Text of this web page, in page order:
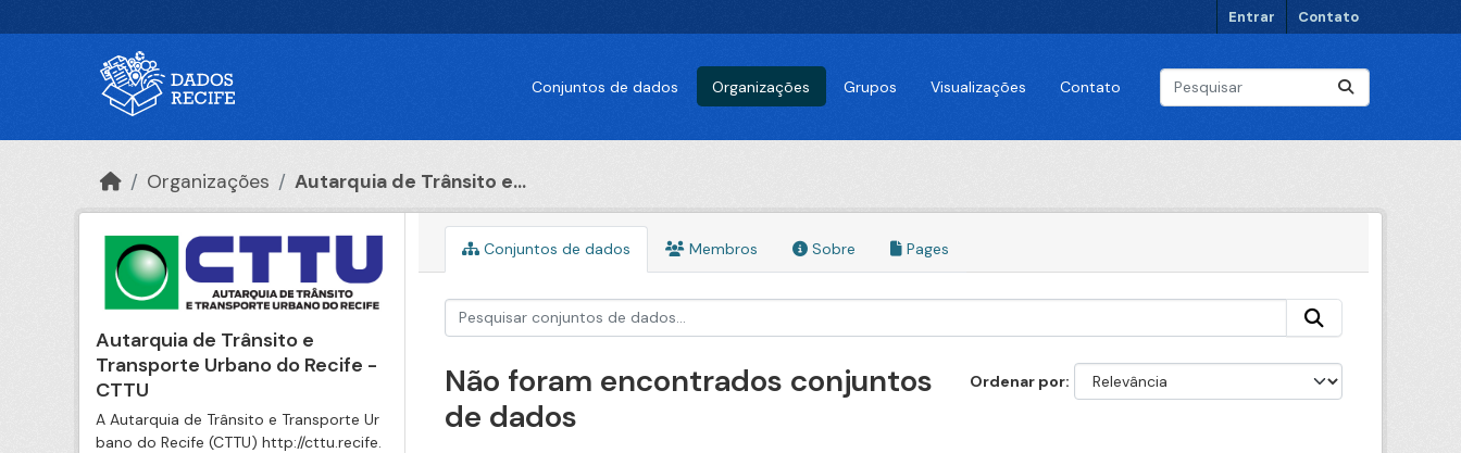
Entrar Contato
Conjuntos de dados Organizações Grupos Visualizações Contato
Organizações Autarquia de Trânsito e...
Autarquia de Trânsito e
Transporte Urbano do Recife -
CTTU
A Autarquia de Trânsito e Transporte Ur
bano do Recife (CTTU) http://cttu.recife.
Conjuntos de dados Membros Sobre Pages
Ordenar por
Não foram encontrados conjuntos
de dados